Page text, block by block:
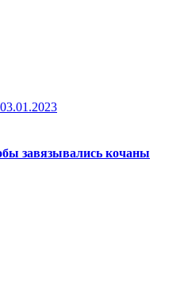
03.01.2023
завязывались кочаны